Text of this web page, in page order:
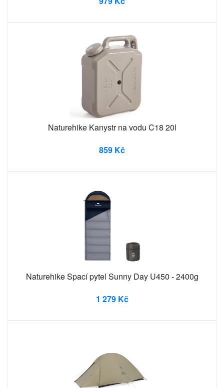
Naturehike Kanystr na vodu C18 20l
859 Kč
Naturehike Spací pytel Sunny Day U450 - 2400g
1 279 Kč